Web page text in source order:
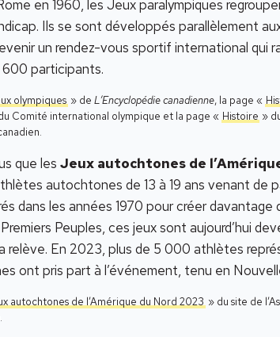
en 1960, les Jeux paralympiques
Ils se sont développés parallèlement
un rendez-vous sportif international qui
600 participants.
olympiques » de L’Encyclopédie canadienne, la page «
Comité international olympique et la page « Histoire »
que les Jeux autochtones de
autochtones de 13 à 19 ans venant de
dans les années 1970 pour créer davantage
Peuples, ces jeux sont aujourd’hui
relève. En 2023, plus de 5 000 athlètes
ont pris part à l’événement, tenu en
autochtones de l’Amérique du Nord 2023 » du site de